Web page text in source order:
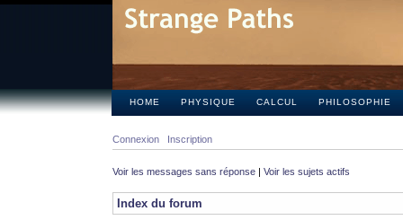
HOME PHYSIQUE CALCUL PHILOSOPHIE
Connexion Inscription
Voir les messages sans réponse | Voir les sujets actifs
Index du forum